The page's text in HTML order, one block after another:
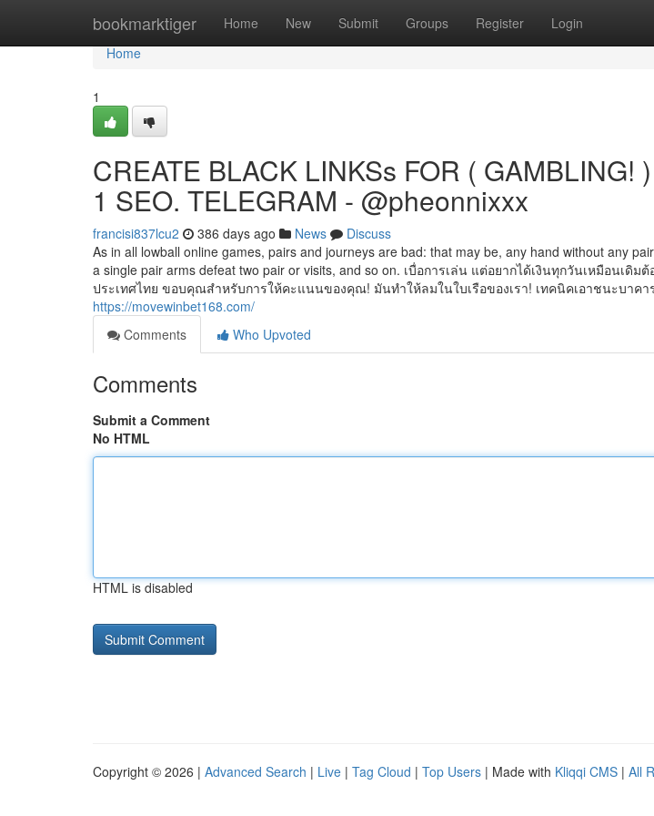
bookmarktiger Home New Submit Groups Register Login
Home
Home
1
CREATE BLACK LINKSs FOR ( GAMBLING!
1 SEO. TELEGRAM - @pheonnixxx
francisi837lcu2 386 days ago News
Discuss
As in all lowball online games, pairs and journeys are bad: that may be, any hand without any
a single pair arms defeat two pair or visits, and so on. เบื่อการเล่น แต่อยากได้เงินทุกวันเหมือนเดิ
ประเทศไทย ขอบคุณสำหรับการให้คะแนนของคุณ! มันทำให้ลมในใบเรือของเรา! เทคนิคเอาชนะบาคา
https://movewinbet168.com/
Comments
Who Upvoted
Comments
Submit a Comment
No HTML
HTML is disabled
Copyright © 2026 | Advanced Search | Live | Tag Cloud | Top Users | Made with Kliqqi CMS | All